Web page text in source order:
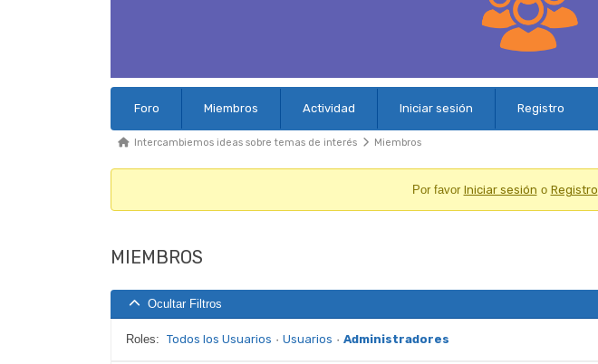
Foro
Foro Miembros Actividad Iniciar sesión Registro
Migajas
-
encuentras
Intercambiemos ideas sobre temas de interés Miembros
Por favor Iniciar sesión o Registro
MIEMBROS
Ocultar Filtros
Roles: Todos los Usuarios · Usuarios · Administradores